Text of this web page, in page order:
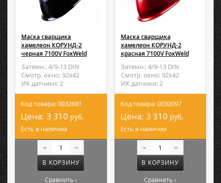
Маска сварщика
хамелеон КОРУНД-2
черная 7100V FoxWeld
Затемн.: 4/9-13 DIN
Смотр. окно: 92х42
ИК датчики: 2
Код товара: 0032681
Цена: 3 310 руб.
Есть в наличии
В КОРЗИНУ
Сравнить ›
Маска сварщика
хамелеон КОРУНД-2
красная 7100V FoxWeld
Затемн.: 4/9-13 DIN
Смотр. окно: 92х42
ИК датчики: 2
Код товара: 0032097
Цена: 3 310 руб.
Есть в наличии
В КОРЗИНУ
Сравнить ›